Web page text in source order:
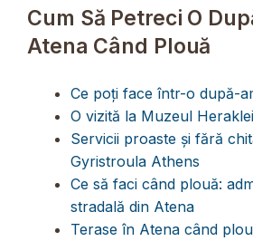
Cum Să Petreci O
Atena Când Plouă
Ce poți face într-o după-
O vizită la Muzeul
Servicii proaste și fără
Gyristroula Athens
Ce să faci când plouă:
stradală din Atena
Terase în Atena când